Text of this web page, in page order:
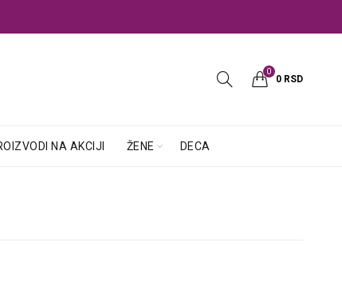
0
0 RSD
NA AKCIJI ŽENE DECA